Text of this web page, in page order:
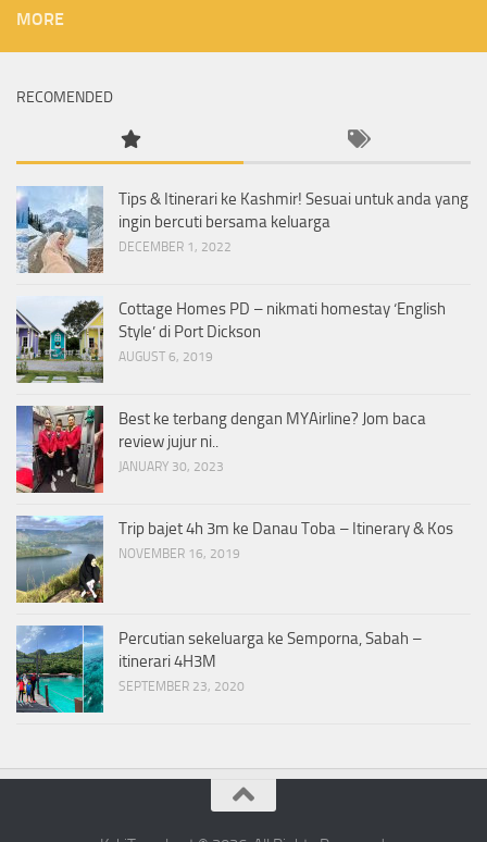
MORE
RECOMENDED
Tips & Itinerari ke Kashmir! Sesuai untuk anda yang
ingin bercuti bersama keluarga
DECEMBER 1, 2022
Cottage Homes PD – nikmati homestay ‘English
Style’ di Port Dickson
AUGUST 6, 2019
Best ke terbang dengan MYAirline? Jom baca
review jujur ni..
JANUARY 30, 2023
Trip bajet 4h 3m ke Danau Toba – Itinerary & Kos
NOVEMBER 16, 2019
Percutian sekeluarga ke Semporna, Sabah –
itinerari 4H3M
SEPTEMBER 23, 2020